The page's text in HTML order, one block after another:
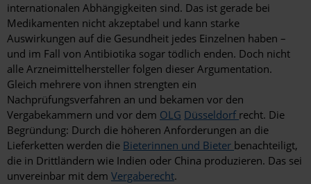
internationalen Abhängigkeiten sind. Das ist gerade bei
Medikamenten nicht akzeptabel und kann starke
Auswirkungen auf die Gesundheit jedes Einzelnen haben –
und im Fall von Antibiotika sogar tödlich enden. Doch nicht
alle Arzneimittelhersteller folgen dieser Argumentation.
Gleich mehrere von ihnen strengten ein
Nachprüfungsverfahren an und bekamen vor den
Vergabekammern und vor dem OLG Düsseldorf recht. Die
Begründung: Durch die höheren Anforderungen an die
Lieferketten werden die Bieterinnen und Bieter benachteiligt,
die in Drittländern wie Indien oder China produzieren. Das sei
unvereinbar mit dem Vergaberecht.